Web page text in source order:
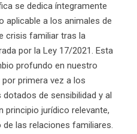
se dedica íntegramente
aplicable a los animales de
crisis familiar tras la
por la Ley 17/2021. Esta
profundo en nuestro
primera vez a los
de sensibilidad y al
principio jurídico relevante,
las relaciones familiares.